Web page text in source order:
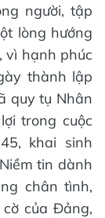
người, tập
lòng hướng
vì hạnh phúc
thành lập
quy tụ Nhân
trong cuộc
khai sinh
tin dành
chân tình,
của Đảng,